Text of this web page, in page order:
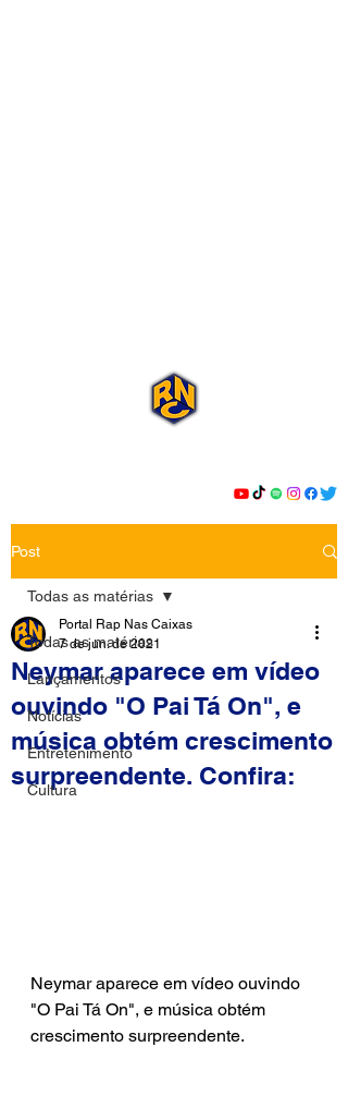
Post
Todas as matérias
Lançamentos
Notícias
Entretenimento
Cultura
Todas as matérias
Neymar aparece em vídeo
ouvindo "O Pai Tá On", e
música obtém crescimento
surpreendente. Confira:
Portal Rap Nas Caixas
7 de jun. de 2021
Neymar aparece em vídeo ouvindo
"O Pai Tá On", e música obtém
crescimento surpreendente.